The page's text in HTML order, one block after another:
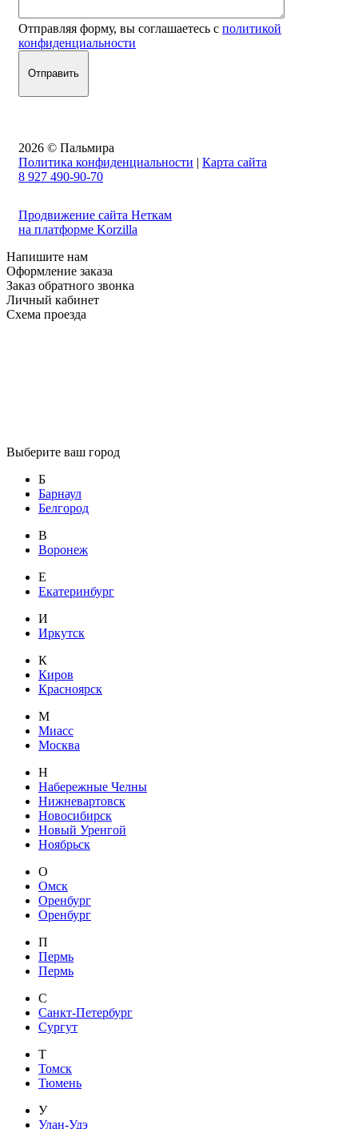
Отправляя форму, вы соглашаетесь с политикой
конфиденциальности
2026 © Пальмира
Политика конфиденциальности | Карта сайта
8 927 490-90-70
Продвижение сайта Неткам
на платформе Korzilla
Напишите нам
Оформление заказа
Заказ обратного звонка
Личный кабинет
Схема проезда
Выберите ваш город
Б
Барнаул
Белгород
В
Воронеж
Е
Екатеринбург
И
Иркутск
К
Киров
Красноярск
М
Миасс
Москва
Н
Набережные Челны
Нижневартовск
Новосибирск
Новый Уренгой
Ноябрьск
О
Омск
Оренбург
Оренбург
П
Пермь
Пермь
С
Санкт-Петербург
Сургут
Т
Томск
Тюмень
У
Улан-Удэ